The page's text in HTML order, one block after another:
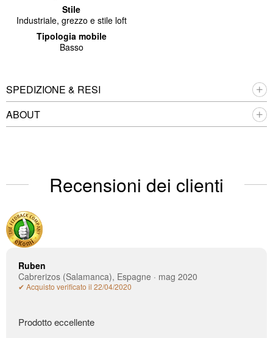
Stile
Industriale, grezzo e stile loft
Tipologia mobile
Basso
SPEDIZIONE & RESI
ABOUT
Recensioni dei clienti
Ruben
Cabrerizos (Salamanca), Espagne · mag 2020
✔ Acquisto verificato il 22/04/2020
Prodotto eccellente